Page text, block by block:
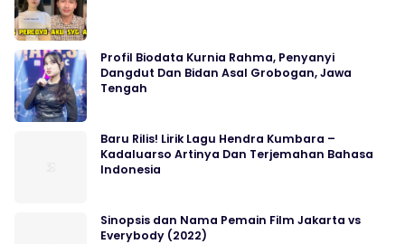
Profil Biodata Kurnia Rahma, Penyanyi
Dangdut Dan Bidan Asal Grobogan, Jawa
Tengah
Baru Rilis! Lirik Lagu Hendra Kumbara –
Kadaluarso Artinya Dan Terjemahan Bahasa
Indonesia
Sinopsis dan Nama Pemain Film Jakarta vs
Everybody (2022)